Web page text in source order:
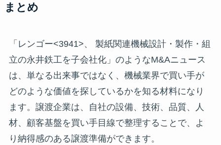
まとめ
「レンゴー<3941>、 製紙関連機械設計・製作・組
立の永井鉄工を子会社化」のようなM&Aニュース
は、単なる出来事ではなく、機械業界で買い手が
どのような価値を探しているかを知る材料になり
ます。譲渡企業は、自社の設備、技術、品質、人
材、顧客基盤を買い手目線で整理することで、よ
り納得感のある譲渡準備ができます。